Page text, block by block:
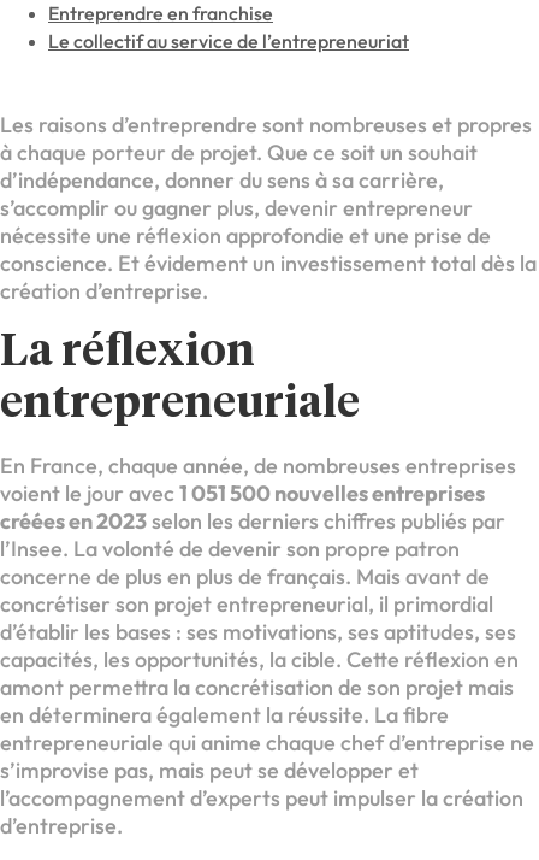
Entreprendre en franchise
Le collectif au service de l’entrepreneuriat
Les raisons d’entreprendre sont nombreuses et propres
à chaque porteur de projet. Que ce soit un souhait
d’indépendance, donner du sens à sa carrière,
s’accomplir ou gagner plus, devenir entrepreneur
nécessite une réflexion approfondie et une prise de
conscience. Et évidement un investissement total dès la
création d’entreprise.
La réflexion
entrepreneuriale
En France, chaque année, de nombreuses entreprises
voient le jour avec 1 051 500 nouvelles entreprises
créées en 2023selon les derniers chiffres publiés par
l’Insee. La volonté de devenir son propre patron
concerne de plus en plus de français. Mais avant de
concrétiser son projet entrepreneurial, il primordial
d’établir les bases : ses motivations, ses aptitudes, ses
capacités, les opportunités, la cible. Cette réflexion en
amont permettra la concrétisation de son projet mais
en déterminera également la réussite. La fibre
entrepreneuriale qui anime chaque chef d’entreprise ne
s’improvise pas, mais peut se développer et
l’accompagnement d’experts peut impulser la création
d’entreprise.